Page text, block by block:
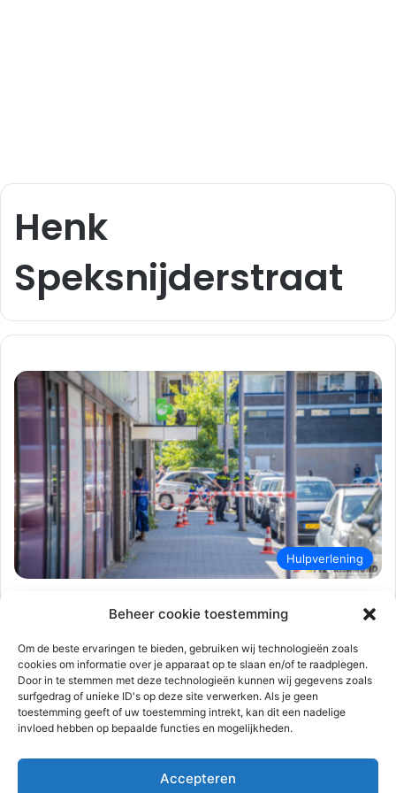
Beheer cookie toestemming
Om de beste ervaringen te bieden, gebruiken wij technologieën zoals
cookies om informatie over je apparaat op te slaan en/of te raadplegen.
Door in te stemmen met deze technologieën kunnen wij gegevens zoals
surfgedrag of unieke ID's op deze site verwerken. Als je geen
toestemming geeft of uw toestemming intrekt, kan dit een nadelige
invloed hebben op bepaalde functies en mogelijkheden.
Accepteren
Henk
Speksnijderstraat
Hulpverlening
Politie lost waarschuwingschot bij
vuurwapen melding | Henk
Speksnijderstraat Rotterdam
Rotterdam – De politie heeft maandagmiddag 21 augustus een
waarschuwingschot gelost op de Henk Speksnijderstraat. Een